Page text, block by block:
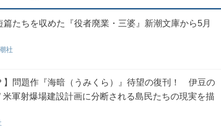
たちを収めた『役者廃業・三婆』新潮文庫から5月
社
】問題作『海暗（うみくら）』待望の復刊！ 伊豆の
米軍射爆場建設計画に分断される島民たちの現実を描